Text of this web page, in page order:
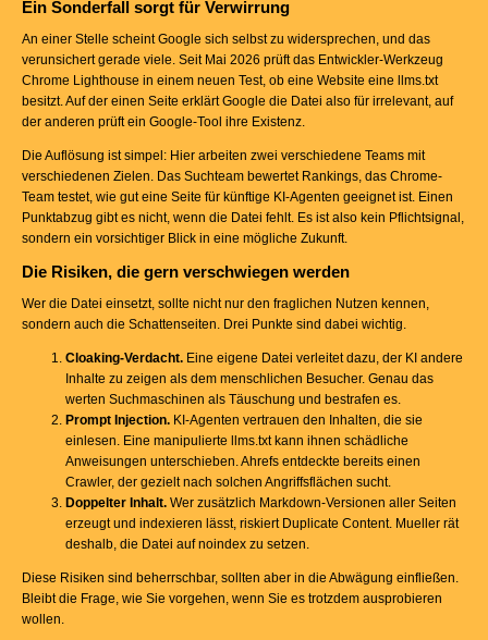
Ein Sonderfall sorgt für Verwirrung
An einer Stelle scheint Google sich selbst zu widersprechen, und das
verunsichert gerade viele. Seit Mai 2026 prüft das Entwickler-Werkzeug
Chrome Lighthouse in einem neuen Test, ob eine Website eine llms.txt
besitzt. Auf der einen Seite erklärt Google die Datei also für irrelevant, auf
der anderen prüft ein Google-Tool ihre Existenz.
Die Auflösung ist simpel: Hier arbeiten zwei verschiedene Teams mit
verschiedenen Zielen. Das Suchteam bewertet Rankings, das Chrome-
Team testet, wie gut eine Seite für künftige KI-Agenten geeignet ist. Einen
Punktabzug gibt es nicht, wenn die Datei fehlt. Es ist also kein Pflichtsignal,
sondern ein vorsichtiger Blick in eine mögliche Zukunft.
Die Risiken, die gern verschwiegen werden
Wer die Datei einsetzt, sollte nicht nur den fraglichen Nutzen kennen,
sondern auch die Schattenseiten. Drei Punkte sind dabei wichtig.
Cloaking-Verdacht. Eine eigene Datei verleitet dazu, der KI andere
Inhalte zu zeigen als dem menschlichen Besucher. Genau das
werten Suchmaschinen als Täuschung und bestrafen es.
Prompt Injection. KI-Agenten vertrauen den Inhalten, die sie
einlesen. Eine manipulierte llms.txt kann ihnen schädliche
Anweisungen unterschieben. Ahrefs entdeckte bereits einen
Crawler, der gezielt nach solchen Angriffsflächen sucht.
Doppelter Inhalt. Wer zusätzlich Markdown-Versionen aller Seiten
erzeugt und indexieren lässt, riskiert Duplicate Content. Mueller rät
deshalb, die Datei auf noindex zu setzen.
Diese Risiken sind beherrschbar, sollten aber in die Abwägung einfließen.
Bleibt die Frage, wie Sie vorgehen, wenn Sie es trotzdem ausprobieren
wollen.